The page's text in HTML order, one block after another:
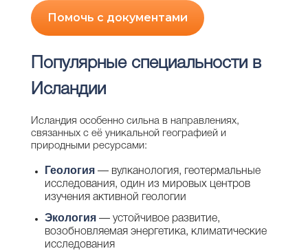
Помочь с документами
Популярные специальности в
Исландии
Исландия особенно сильна в направлениях,
связанных с её уникальной географией и
природными ресурсами:
Геология — вулканология, геотермальные
исследования, один из мировых центров
изучения активной геологии
Экология — устойчивое развитие,
возобновляемая энергетика, климатические
исследования